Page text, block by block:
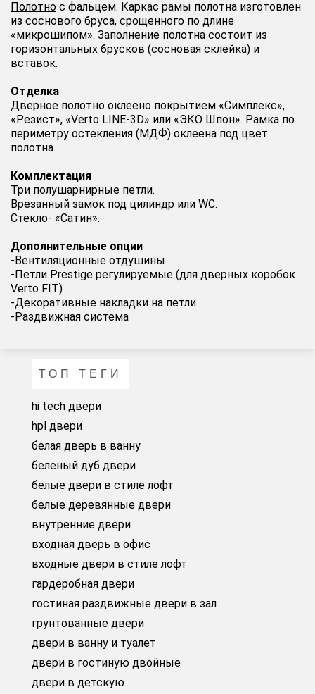
Полотно c фальцем. Каркас рамы полотна изготовлен
из соснового бруса, срощенного по длине
«микрошипом». Заполнение полотна состоит из
горизонтальных брусков (сосновая склейка) и
вставок.
Отделка
Дверное полотно оклеено покрытием «Симплекс»,
«Резист», «Verto LINE-3D» или «ЭКО Шпон». Рамка по
периметру остекления (МДФ) оклеена под цвет
полотна.
Комплектация
Три полушарнирные петли.
Врезанный замок под цилиндр или WC.
Стекло- «Сатин».
Дополнительные опции
-Вентиляционные отдушины
-Петли Prestige регулируемые (для дверных коробок
Verto FIT)
-Декоративные накладки на петли
-Раздвижная система
ТОП ТЕГИ
hi tech двери
hpl двери
белая дверь в ванну
беленый дуб двери
белые двери в стиле лофт
белые деревянные двери
внутренние двери
входная дверь в офис
входные двери в стиле лофт
гардеробная двери
гостиная раздвижные двери в зал
грунтованные двери
двери в ванну и туалет
двери в гостиную двойные
двери в детскую